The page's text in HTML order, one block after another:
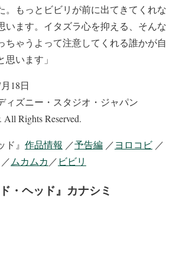
。もっとビビリが前に出てきてくれな
います。イタズラ心を抑える、そんな
ちゃうよって注意してくれる誰かが自
います」
18日
ィズニー・スタジオ・ジャパン
Rights Reserved.
ド』 作品情報 ／予告編 ／ヨロコビ ／
／ムカムカ ／ ビビリ
・ヘッド』カナシミ